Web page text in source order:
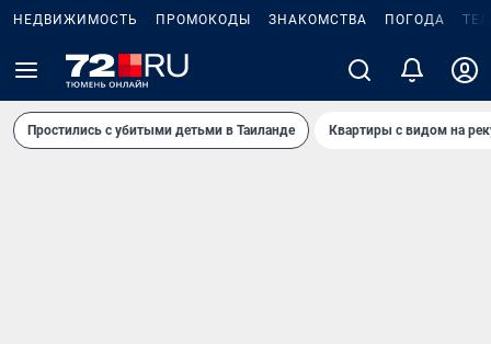
НЕДВИЖИМОСТЬ ПРОМОКОДЫ ЗНАКОМСТВА ПОГОДА
Простились с убитыми детьми в Таиланде Квартиры с видом на